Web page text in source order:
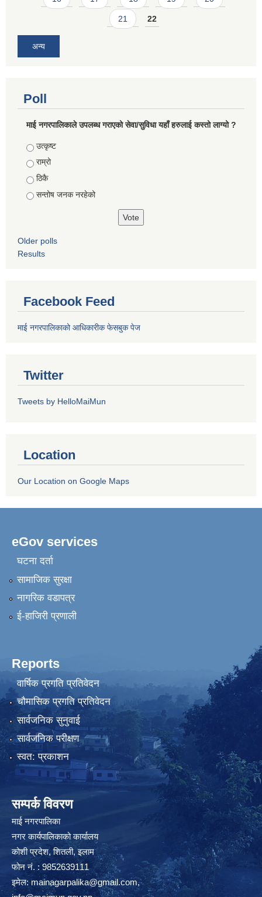
21 22
अन्य
Poll
माई नगरपालिकाले उपलब्ध गराएको सेवा/सुविधा यहाँ हरुलाई कस्तो लाग्यो ?
Choices
उत्कृष्ट
राम्रो
ठिकै
सन्तोष जनक नरहेको
Older polls
Results
Facebook Feed
माई नगरपालिकाको आधिकारीक फेसबुक पेज
Twitter
Tweets by HelloMaiMun
Location
Our Location on Google Maps
eGov services
घटना दर्ता
सामाजिक सुरक्षा
नागरिक वडापत्र
ई-हाजिरी प्रणाली
Reports
वार्षिक प्रगति प्रतिवेदन
चौमासिक प्रगति प्रतिवेदन
सार्वजनिक सुनुवाई
सार्वजनिक परीक्षण
स्वत: प्रकाशन
सम्पर्क विवरण
माई नगरपालिका
नगर कार्यपालिकाको कार्यालय
कोशी प्रदेश, शितली, इलाम
फोन नं. : 9852639111
इमेल:mainagarpalika@gmail.com,